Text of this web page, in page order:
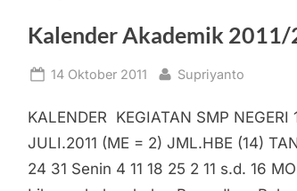
Kalender Akademik
Posted
14 Oktober 2011 By
Supriyanto
KALENDER KEGIATAN SMP
JULI.2011 (ME = 2) JML.HBE (14)
24 31 Senin 4 11 18 25 2 11 s.d. 16